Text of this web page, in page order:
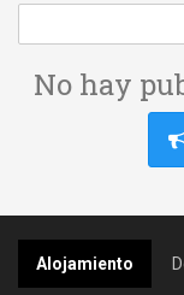
No hay
Alojamiento